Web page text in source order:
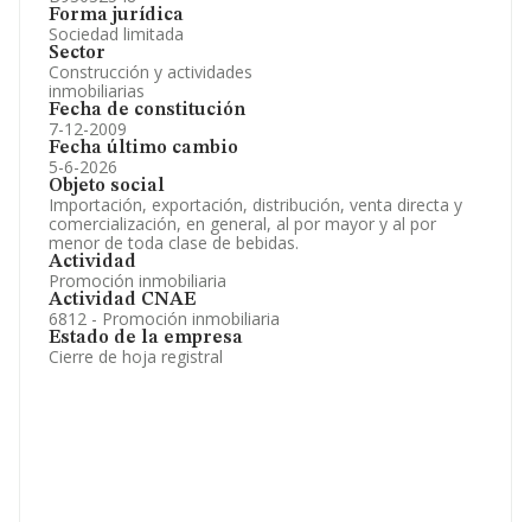
Forma jurídica
Sociedad limitada
Sector
Construcción y actividades
inmobiliarias
Fecha de constitución
7-12-2009
Fecha último cambio
5-6-2026
Objeto social
Importación, exportación, distribución, venta directa y
comercialización, en general, al por mayor y al por
menor de toda clase de bebidas.
Actividad
Promoción inmobiliaria
Actividad CNAE
6812 - Promoción inmobiliaria
Estado de la empresa
Cierre de hoja registral